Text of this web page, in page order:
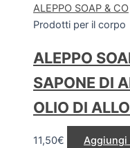
ALEPPO SOAP & CO
Prodotti per il corpo
ALEPPO
SAPONE DI
OLIO DI
11,50€ Aggiungi